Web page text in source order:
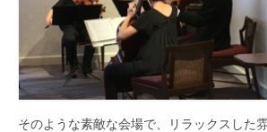
そのような素敵な会場で、リラックスした